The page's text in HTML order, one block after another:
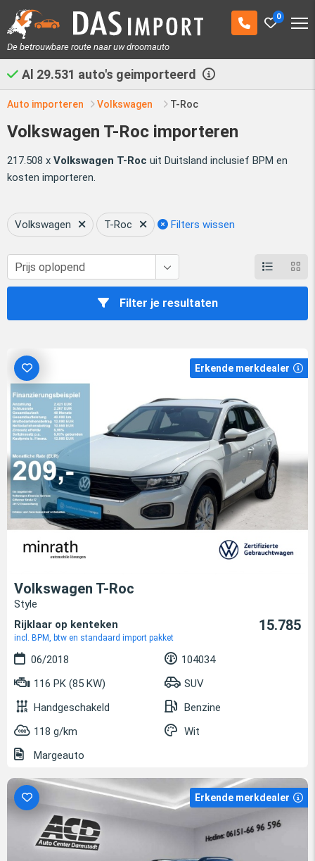
0
De betrouwbare route naar uw droomauto
Al 29.531 auto's geimporteerd
Auto importeren Volkswagen T-Roc
Volkswagen T-Roc importeren
217.508 x Volkswagen T-Roc uit Duitsland inclusief BPM en
kosten importeren.
Volkswagen T-Roc Filters wissen
Filter je resultaten
Erkende merkdealer
Volkswagen T-Roc
Style
Rijklaar op kenteken
incl. BPM, btw en standaard import pakket
15.785
06/2018
104034
116 PK (85 KW)
SUV
Handgeschakeld
Benzine
118 g/km
Wit
Margeauto
Erkende merkdealer